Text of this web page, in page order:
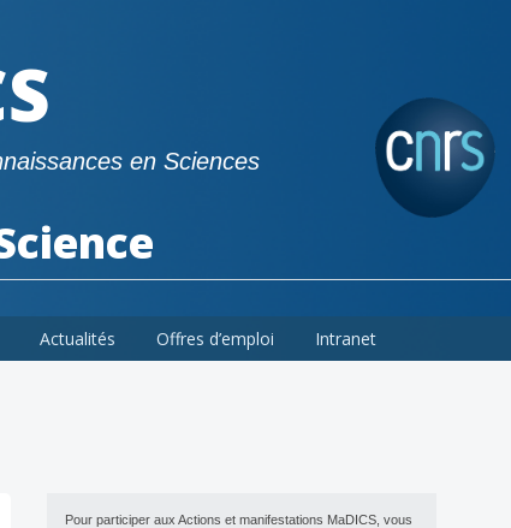
en Sciences
Actualités Offres d’emploi Intranet
Pour participer aux Actions et manifestations MaDICS, vous